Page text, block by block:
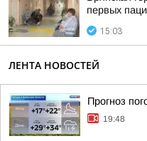
первых
15:03
ЛЕНТА НОВОСТЕЙ
Прогноз
19:48